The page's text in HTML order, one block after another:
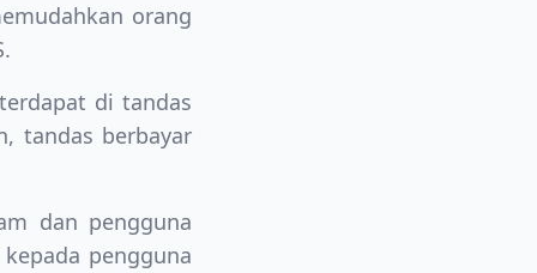
orang
di tandas
tandas berbayar
dan pengguna
pengguna